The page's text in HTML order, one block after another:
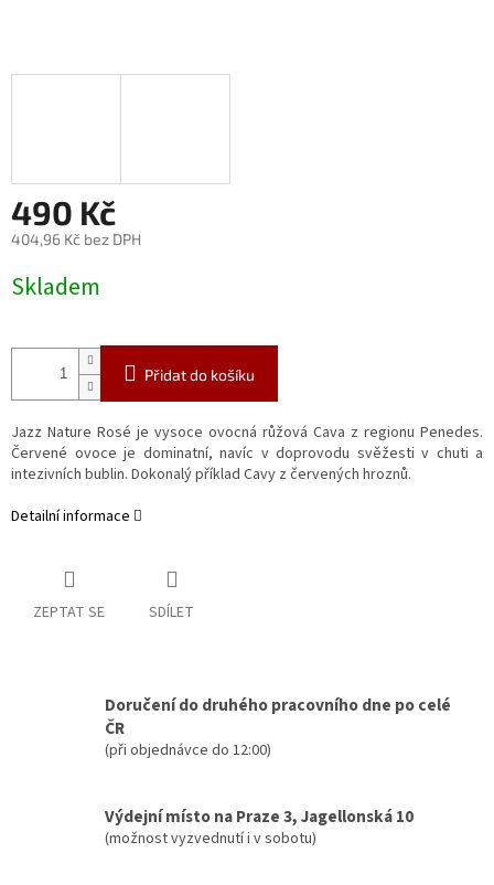
490 Kč
404,96 Kč bez DPH
cena:
Skladem
Přidat do košíku
Jazz Nature Rosé je vysoce ovocná růžová Cava z regionu Penedes.
Červené ovoce je dominatní, navíc v doprovodu svěžesti v chuti a
intezivních bublin. Dokonalý příklad Cavy z červených hroznů.
Detailní informace
ZEPTAT SE SDÍLET
Doručení do druhého pracovního dne po celé
ČR
(při objednávce do 12:00)
Výdejní místo na Praze 3, Jagellonská 10
(možnost vyzvednutí i v sobotu)